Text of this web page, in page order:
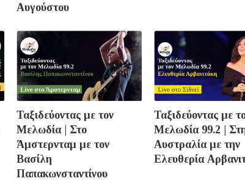
Αυγούστου
Ταξιδεύοντας με τον
Μελωδία | Στο
Άμστερνταμ με τον
Βασίλη
Παπακωνσταντίνου
Ταξιδεύοντας με
Μελωδία 99.2 |
Αυστραλία με την
Ελευθερία